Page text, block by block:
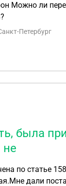
Можно ли
Петербург
была
не
по статье
дали